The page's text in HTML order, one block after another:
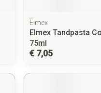
Elmex
Elmex Tandpasta
75ml
€ 7,05